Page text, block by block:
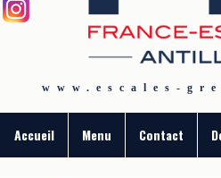
www.escales-
Accueil Menu Contact